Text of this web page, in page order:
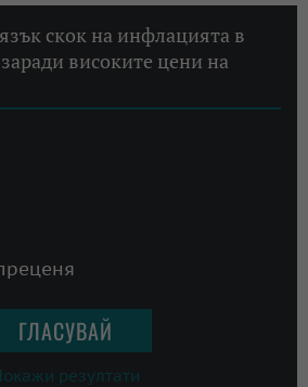
скок на инфлацията в
високите цени на
резултати